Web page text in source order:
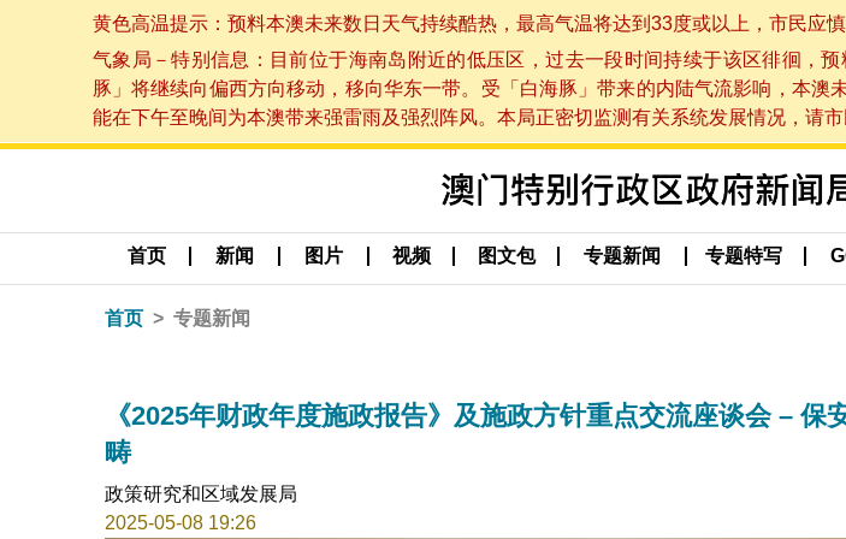
黄色高温提示：预料本澳未来数日天气持续酷热，最高气温将达到33度或以上，市民应
气象局－特别信息：目前位于海南岛附近的低压区，过去一段时间持续于该区徘徊，
豚」将继续向偏西方向移动，移向华东一带。受「白海豚」带来的内陆气流影响，本
能在下午至晚间为本澳带来强雷雨及强烈阵风。本局正密切监测有关系统发展情况，请
首页 新闻 图片 视频 图文包 专题新闻 专题特写
首页 专题新闻
《2025年财政年度施政报告》及施政方针重点交流座谈会 – 保
畴
政策研究和区域发展局
2025-05-08 19:26